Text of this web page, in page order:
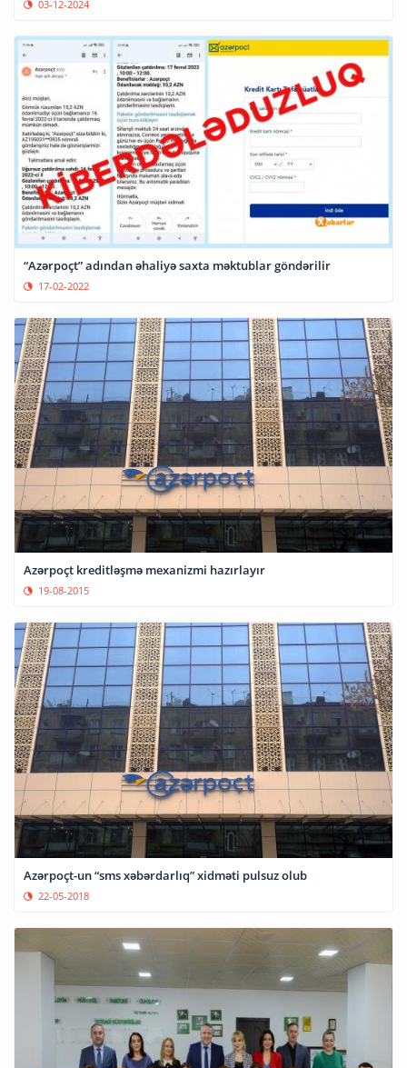
03-12-2024
“Azərpoçt” adından əhaliyə saxta məktublar göndərilir
17-02-2022
Azərpoçt kreditləşmə mexanizmi hazırlayır
19-08-2015
Azərpoçt-un “sms xəbərdarlıq” xidməti pulsuz olub
22-05-2018